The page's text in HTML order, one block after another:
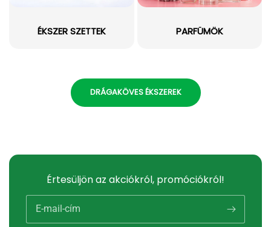
ÉKSZER SZETTEK PARFÜMÖK
DRÁGAKÖVES ÉKSZEREK
Értesüljön az akciókról, promóciókról!
E-mail-cím